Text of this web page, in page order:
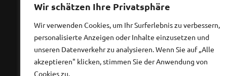
Wir schätzen Ihre Privatsphäre
Wir verwenden Cookies, um Ihr Surferlebnis zu verbessern,
personalisierte Anzeigen oder Inhalte einzusetzen und
unseren Datenverkehr zu analysieren. Wenn Sie auf „Alle
akzeptieren" klicken, stimmen Sie der Anwendung von
Cookies zu.